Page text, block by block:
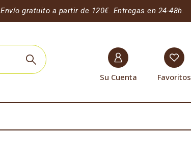
Envío gratuito a partir de 120€. Entregas en 24-48h.
Su Cuenta Favoritos